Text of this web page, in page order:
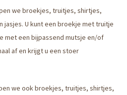
we broekjes, truitjes, shirtjes,
jasjes. U kunt een broekje met truitje
met een bijpassend mutsje en/of
af en krijgt u een stoer
we ook broekjes, truitjes, shirtjes,